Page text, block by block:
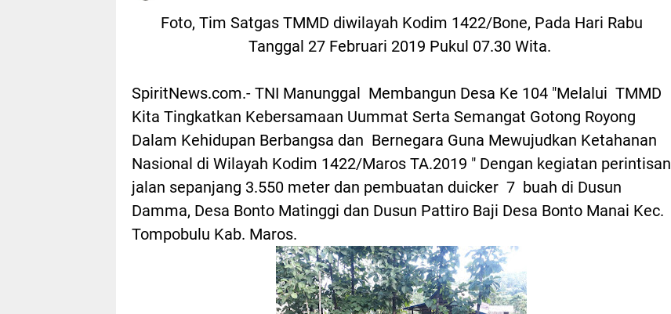
Foto, Tim Satgas TMMD diwilayah Kodim 1422/Bone, Pada Hari Rabu
Tanggal 27 Februari 2019 Pukul 07.30 Wita.
SpiritNews.com.- TNI Manunggal Membangun Desa Ke 104 "Melalui TMMD
Kita Tingkatkan Kebersamaan Uummat Serta Semangat Gotong Royong
Dalam Kehidupan Berbangsa dan Bernegara Guna Mewujudkan Ketahanan
Nasional di Wilayah Kodim 1422/Maros TA.2019 " Dengan kegiatan perintisan
jalan sepanjang 3.550 meter dan pembuatan duicker 7 buah di Dusun
Damma, Desa Bonto Matinggi dan Dusun Pattiro Baji Desa Bonto Manai Kec.
Tompobulu Kab. Maros.